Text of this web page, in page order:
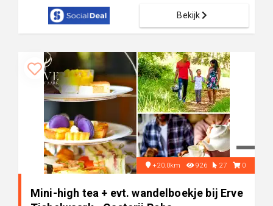
Bekijk
+20.0km 926 27 0
Mini-high tea + evt. wandelboekje bij Erve